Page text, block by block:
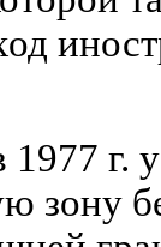
г.
зону